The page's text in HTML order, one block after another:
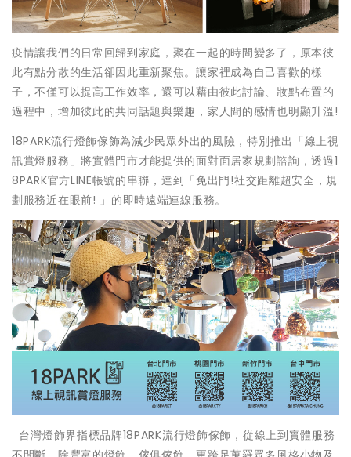
疫情讓我們的日常回歸到家庭，聚在一起的時間變多了，原本彼
此有點分散的生活卻因此重新聚焦。讓家裡成為自己喜歡的樣
子，不僅可以提高工作效率，還可以藉由彼此討論、妝點布置的
過程中，增加彼此的共同話題與樂趣，家人間的感情也明顯升溫!
18PARK流行燈飾傢飾為減少民眾外出的風險，特別推出「線上視
訊賞燈服務」將實體門市才能提供的面對面居家規劃諮詢，透過1
8PARK官方LINE帳號的串聯，達到「免出門!社交距離超安全，規
劃服務近在眼前! 」的即時遠端連線服務。
台灣燈飾界指標品牌18PARK流行燈飾傢飾，從線上到實體服務